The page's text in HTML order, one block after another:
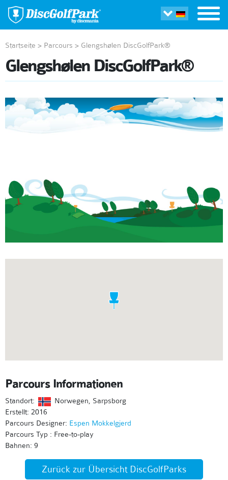
Startseite > Parcours > Glengshølen DiscGolfPark®
Glengshølen DiscGolfPark®
Parcours Informationen
Standort:
Norwegen, Sarpsborg
Erstellt: 2016
Parcours Designer: Espen Mokkelgjerd
Parcours Typ : Free-to-play
Bahnen: 9
Zurück zur Übersicht DiscGolfParks